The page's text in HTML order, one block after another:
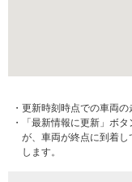
・更新時刻時点での車両
・「最新情報に更新」ボ
が、車両が終点に到着
します。